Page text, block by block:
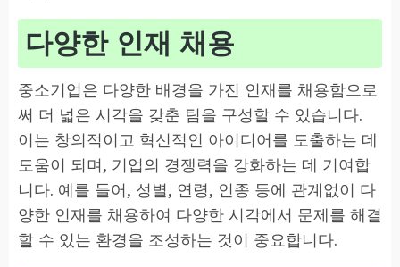
다양한 인재 채용
중소기업은 다양한 배경을 가진 인재를 채용함으로
써 더 넓은 시각을 갖춘 팀을 구성할 수 있습니다.
이는 창의적이고 혁신적인 아이디어를 도출하는 데
도움이 되며, 기업의 경쟁력을 강화하는 데 기여합
니다. 예를 들어, 성별, 연령, 인종 등에 관계없이 다
양한 인재를 채용하여 다양한 시각에서 문제를 해결
할 수 있는 환경을 조성하는 것이 중요합니다.